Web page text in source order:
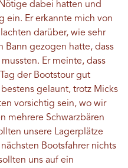
dabei hatten und
ein. Er erkannte mich von
darüber, wie sehr
Bann gezogen hatte, dass
Er meinte, dass
der Bootstour gut
gelaunt, trotz Micks
vorsichtig sein, wo wir
mehrere Schwarzbären
unsere Lagerplätze
Bootsfahrer nichts
uns auf ein